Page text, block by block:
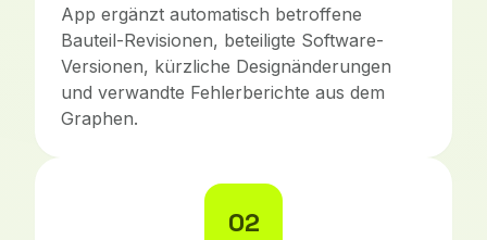
App ergänzt automatisch betroffene
Bauteil-Revisionen, beteiligte Software-
Versionen, kürzliche Designänderungen
und verwandte Fehlerberichte aus dem
Graphen.
02